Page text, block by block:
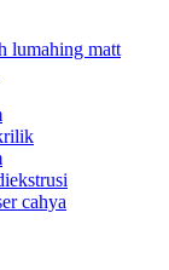
lumahing matt
cahya